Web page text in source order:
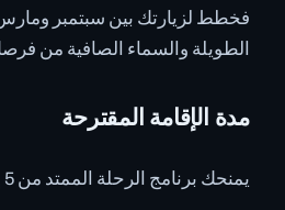
فخطط لزيارتك بين سبتمبر
الطويلة والسماء الصافية من
مدة الإقامة المقترحة
يمنحك برنامج الرحلة الممتد من 5 إلى 7 أيام وقتًا كافيًا لـ: